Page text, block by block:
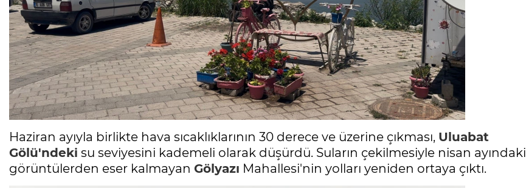
Haziran ayıyla birlikte hava sıcaklıklarının 30 derece ve üzerine çıkması, Uluabat
Gölü'ndeki su seviyesini kademeli olarak düşürdü. Suların çekilmesiyle nisan ayındaki
görüntülerden eser kalmayan Gölyazı Mahallesi'nin yolları yeniden ortaya çıktı.